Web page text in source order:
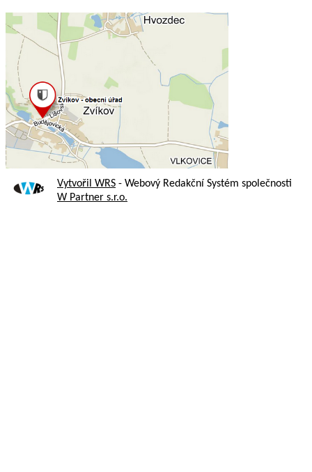
Vytvořil WRS - Webový Redakční Systém společnosti
W Partner s.r.o.